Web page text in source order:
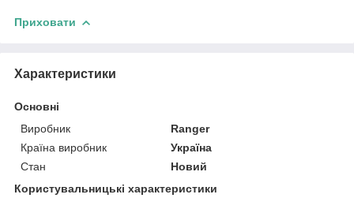
Приховати
Характеристики
Основні
Виробник
Ranger
Країна виробник
Україна
Стан
Новий
Користувальницькі характеристики